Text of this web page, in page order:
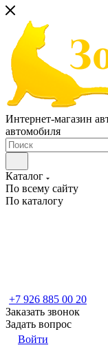
Интернет-магазин
автомобиля
Каталог
По всему сайту
По каталогу
+7 926 885 00 20
Заказать звонок
Задать вопрос
Войти